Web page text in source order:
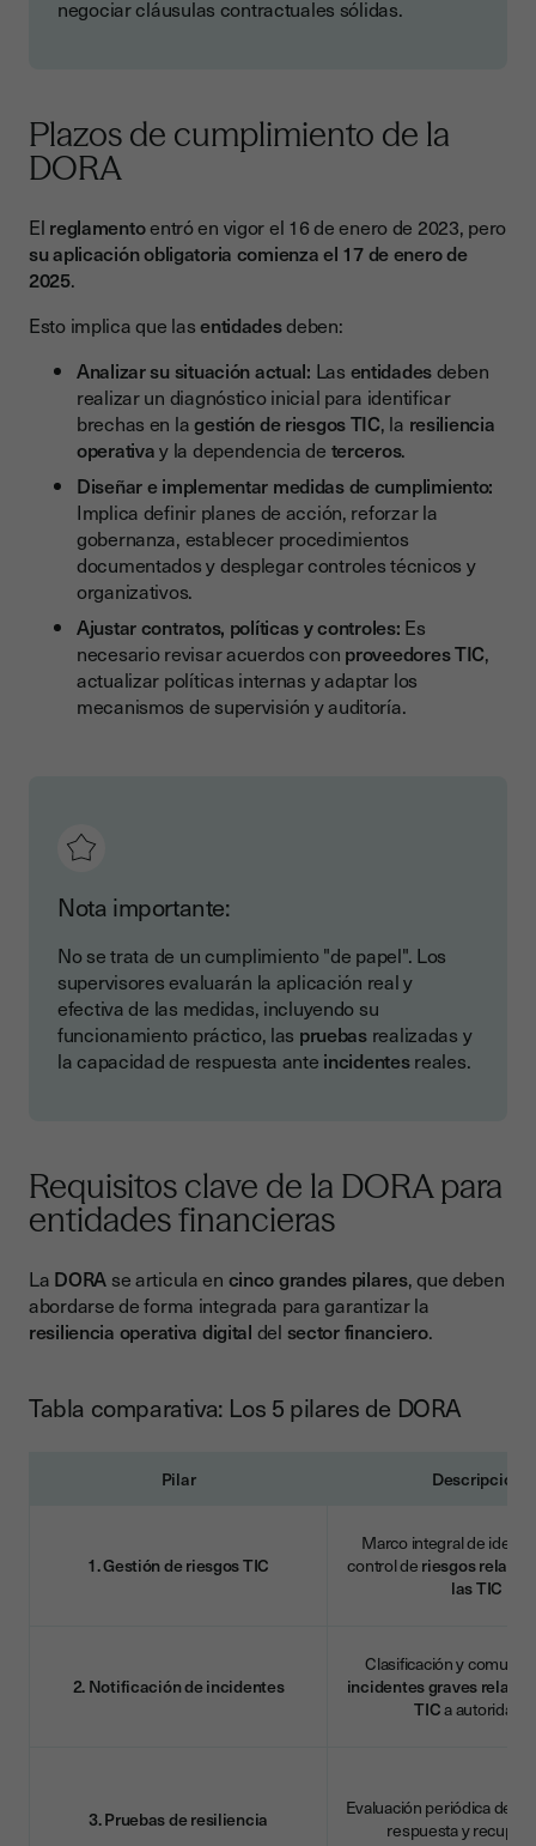
negociar cláusulas contractuales sólidas.
Plazos de cumplimiento de la
DORA
El reglamentoentró en vigor el 16 de enero de 2023, pero
su aplicación obligatoria comienza el 17 de enero de
2025.
Esto implica que lasentidadesdeben:
Analizar su situación actual: Las entidadesdeben
realizar un diagnóstico inicial para identificar
brechas en lagestión de riesgos TIC, la resiliencia
operativay la dependencia de terceros.
Diseñar e implementar medidas de cumplimiento:
Implica definir planes de acción, reforzar la
gobernanza, establecer procedimientos
documentados y desplegar controles técnicos y
organizativos.
Ajustar contratos, políticas y controles: Es
necesario revisar acuerdos con proveedores TIC,
actualizar políticas internas y adaptar los
mecanismos de supervisión y auditoría.
Nota importante:
No se trata de un cumplimiento "de papel". Los
supervisores evaluarán la aplicación real y
efectiva de las medidas, incluyendo su
funcionamiento práctico, las pruebasrealizadas y
la capacidad de respuesta ante incidentesreales.
Requisitos clave de la DORA para
entidades financieras
La DORA se articula en cinco grandes pilares, que deben
abordarse de forma integrada para garantizar la
resiliencia operativa digital del sector financiero.
Tabla comparativa: Los 5 pilares de DORA
Pilar Descripción
1. Gestión de riesgos TIC
Marco integral de
control deriesgos
las TIC
2. Notificación de incidentes
Clasificación y
incidentes graves
TICa
3. Pruebas de resiliencia
Evaluación periódica de
respuesta y